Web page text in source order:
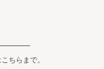
ちらまで。